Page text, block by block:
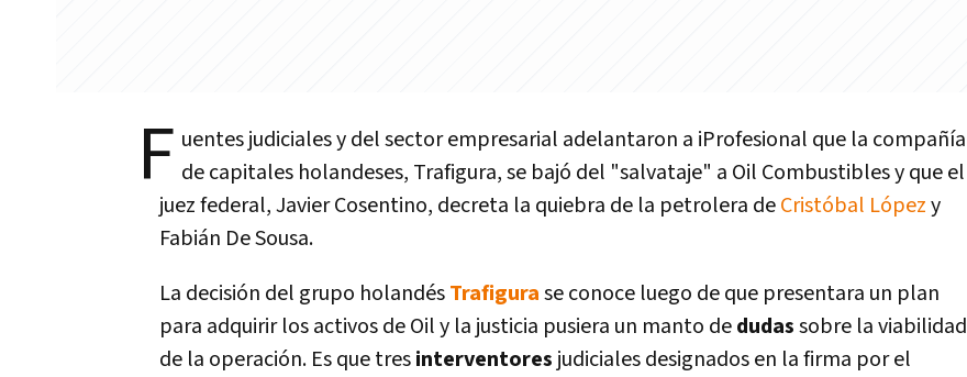
F uentes judiciales y del sector empresarial adelantaron a iProfesional que la compañí­a
de capitales holandeses, Trafigura, se bajó del "salvataje" a Oil Combustibles y que el
juez federal, Javier Cosentino, decreta la quiebra de la petrolera deCristóbal Lópezy
Fabián De Sousa.
La decisión del grupo holandésTrafigurase conoce luego de que presentara un plan
para adquirir los activos de Oil y la justicia pusiera un manto dedudassobre la viabilidad
de la operación. Es que tresinterventores judiciales designados en la firma por el